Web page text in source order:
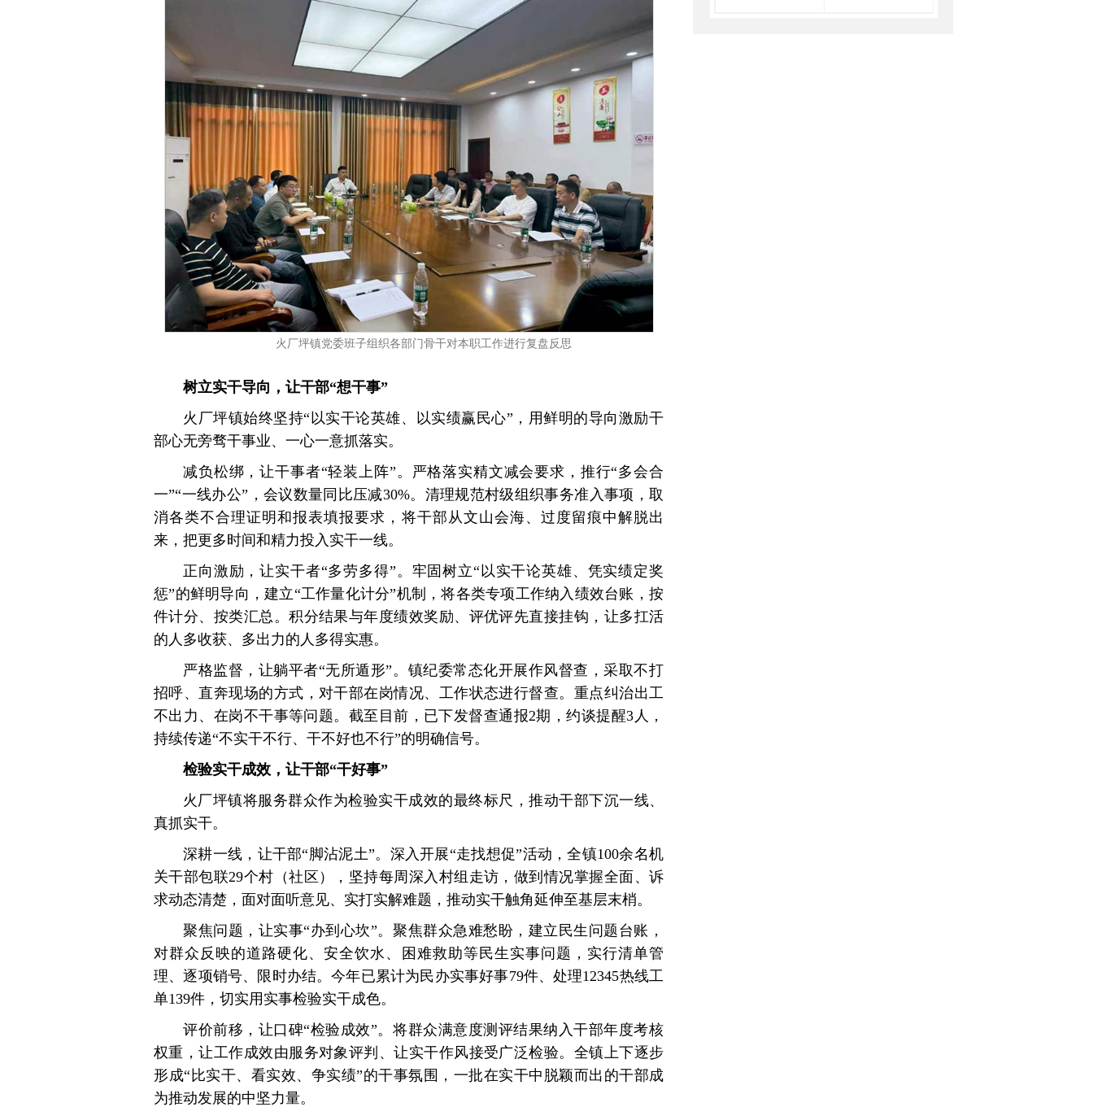
火厂坪镇党委班子组织各部门骨干对本职工作进行复盘反思
树立实干导向，让干部“想干事”
火厂坪镇始终坚持“以实干论英雄、以实绩赢民心”，用鲜明的导向激励干
部心无旁骛干事业、一心一意抓落实。
减负松绑，让干事者“轻装上阵”。严格落实精文减会要求，推行“多会合
一”“一线办公”，会议数量同比压减30%。清理规范村级组织事务准入事项，取
消各类不合理证明和报表填报要求，将干部从文山会海、过度留痕中解脱出
来，把更多时间和精力投入实干一线。
正向激励，让实干者“多劳多得”。牢固树立“以实干论英雄、凭实绩定奖
惩”的鲜明导向，建立“工作量化计分”机制，将各类专项工作纳入绩效台账，按
件计分、按类汇总。积分结果与年度绩效奖励、评优评先直接挂钩，让多扛活
的人多收获、多出力的人多得实惠。
严格监督，让躺平者“无所遁形”。镇纪委常态化开展作风督查，采取不打
招呼、直奔现场的方式，对干部在岗情况、工作状态进行督查。重点纠治出工
不出力、在岗不干事等问题。截至目前，已下发督查通报2期，约谈提醒3人，
持续传递“不实干不行、干不好也不行”的明确信号。
检验实干成效，让干部“干好事”
火厂坪镇将服务群众作为检验实干成效的最终标尺，推动干部下沉一线、
真抓实干。
深耕一线，让干部“脚沾泥土”。深入开展“走找想促”活动，全镇100余名机
关干部包联29个村（社区），坚持每周深入村组走访，做到情况掌握全面、诉
求动态清楚，面对面听意见、实打实解难题，推动实干触角延伸至基层末梢。
聚焦问题，让实事“办到心坎”。聚焦群众急难愁盼，建立民生问题台账，
对群众反映的道路硬化、安全饮水、困难救助等民生实事问题，实行清单管
理、逐项销号、限时办结。今年已累计为民办实事好事79件、处理12345热线工
单139件，切实用实事检验实干成色。
评价前移，让口碑“检验成效”。将群众满意度测评结果纳入干部年度考核
权重，让工作成效由服务对象评判、让实干作风接受广泛检验。全镇上下逐步
形成“比实干、看实效、争实绩”的干事氛围，一批在实干中脱颖而出的干部成
为推动发展的中坚力量。